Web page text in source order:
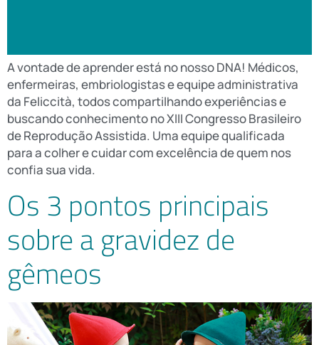
A vontade de aprender está no nosso DNA! Médicos,
enfermeiras, embriologistas e equipe administrativa
da Feliccità, todos compartilhando experiências e
buscando conhecimento no XIII Congresso Brasileiro
de Reprodução Assistida. Uma equipe qualificada
para a colher e cuidar com excelência de quem nos
confia sua vida.
Os 3 pontos principais
sobre a gravidez de
gêmeos